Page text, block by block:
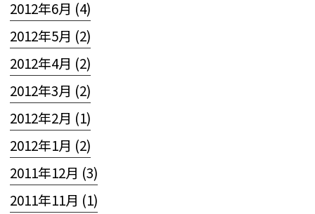
2012年6月 (4)
2012年5月 (2)
2012年4月 (2)
2012年3月 (2)
2012年2月 (1)
2012年1月 (2)
2011年12月 (3)
2011年11月 (1)